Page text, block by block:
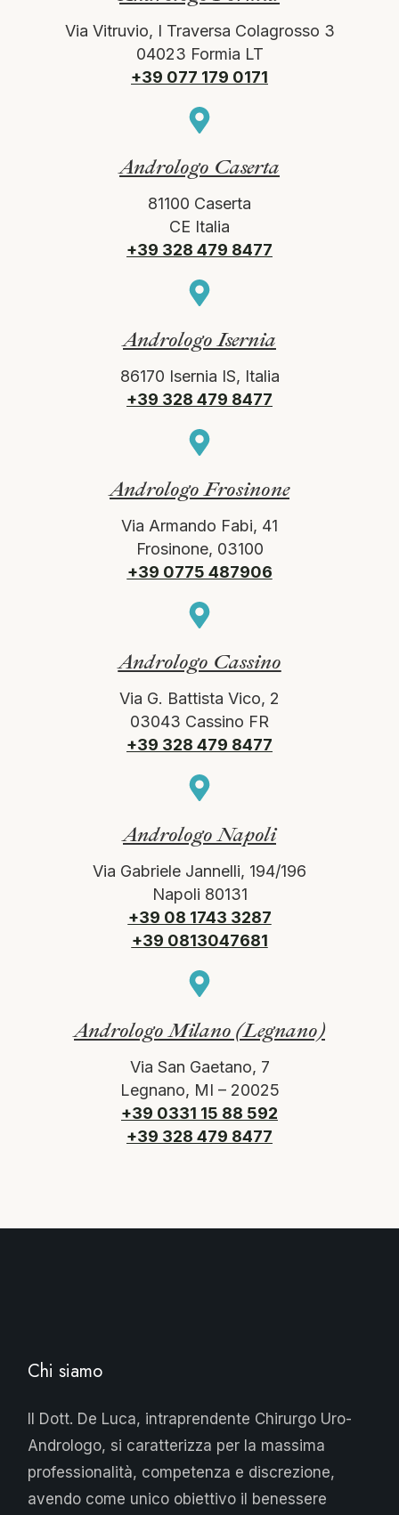
Via Vitruvio, I Traversa Colagrosso 3
04023 Formia LT
+39 077 179 0171
Andrologo Caserta
81100 Caserta
CE Italia
+39 328 479 8477
Andrologo Isernia
86170 Isernia IS, Italia
+39 328 479 8477
Andrologo Frosinone
Via Armando Fabi, 41
Frosinone, 03100
+39 0775 487906
Andrologo Cassino
Via G. Battista Vico, 2
03043 Cassino FR
+39 328 479 8477
Andrologo Napoli
Via Gabriele Jannelli, 194/196
Napoli 80131
+39 08 1743 3287
+39 0813047681
Andrologo Milano (Legnano)
Via San Gaetano, 7
Legnano, MI – 20025
+39 0331 15 88 592
+39 328 479 8477
Chi siamo
Il Dott. De Luca, intraprendente Chirurgo Uro-
Andrologo, si caratterizza per la massima
professionalità, competenza e discrezione,
avendo come unico obiettivo il benessere